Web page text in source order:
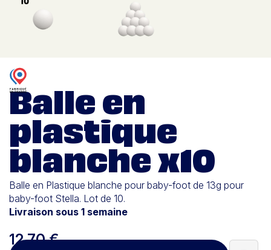
Balle en
plastique
blanche x10
Balle en Plastique blanche pour baby-foot de 13g pour
baby-foot Stella. Lot de 10.
Livraison sous 1 semaine
12,70 €